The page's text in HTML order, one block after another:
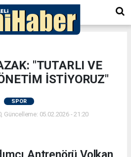
"TUTARLI VE
İSTİYORUZ"
SPOR
Güncelleme: 05.02.2026 - 21:20